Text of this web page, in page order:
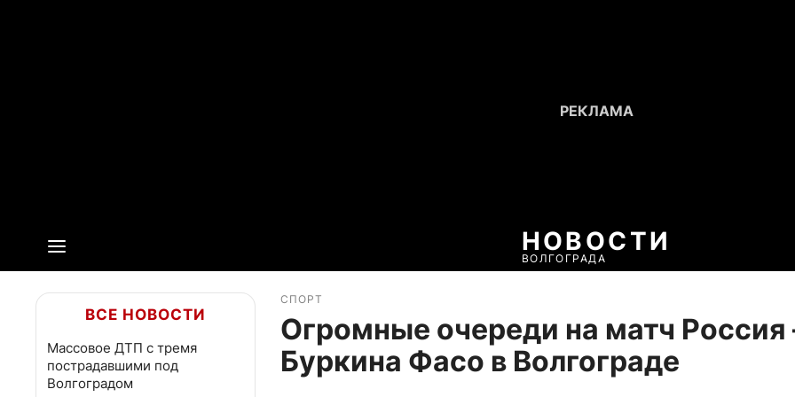
НОВОСТИ
ВОЛГОГРАДА
ВСЕ НОВОСТИ
Массовое ДТП с тремя
пострадавшими под
Волгоградом
СПОРТ
Огромные очереди на матч
Буркина Фасо в Волгограде